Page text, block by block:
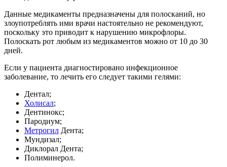
Данные медикаменты предназначены для полосканий, но
злоупотреблять ими врачи настоятельно не рекомендуют,
поскольку это приводит к нарушению микрофлоры.
Полоскать рот любым из медикаментов можно от 10 до 30
дней.
Если у пациента диагностировано инфекционное
заболевание, то лечить его следует такими гелями:
Дентал;
Холисал;
Дентинокс;
Пародиум;
Метрогил Дента;
Мундизал;
Диклорал Дента;
Полиминерол.